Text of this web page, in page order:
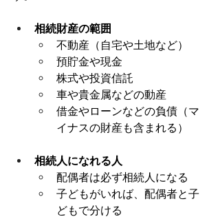
相続財産の範囲
不動産（自宅や土地など）
預貯金や現金
株式や投資信託
車や貴金属などの動産
借金やローンなどの負債（マ
イナスの財産も含まれる）
相続人になれる人
配偶者は必ず相続人になる
子どもがいれば、配偶者と子
どもで分ける